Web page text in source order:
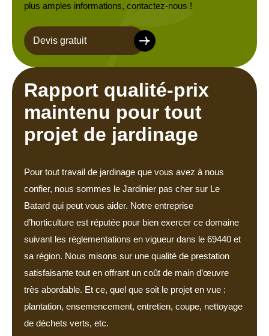
plus amples informations, contactez-nous !
Devis gratuit
Rapport qualité-prix
maintenu pour tout
projet de jardinage
Pour tout travail de jardinage que vous avez à nous
confier, nous sommes le Jardinier pas cher sur Le
Batard qui peut vous aider. Notre entreprise
d’horticulture est réputée pour bien exercer ce domaine
suivant les règlementations en vigueur dans le 69440 et
sa région. Nous misons sur une qualité de prestation
satisfaisante tout en offrant un coût de main d’œuvre
très abordable. Et ce, quel que soit le projet en vue :
plantation, ensemencement, entretien, coupe, nettoyage
de déchets verts, etc.